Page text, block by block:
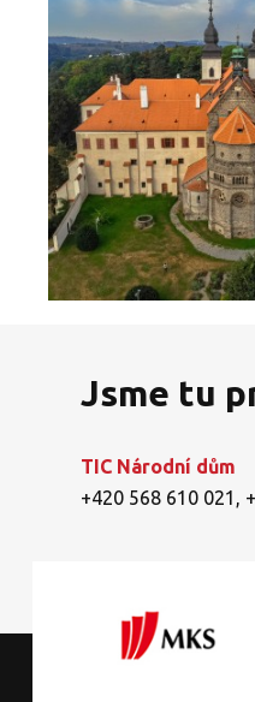
Jsme tu
TIC Národní dům
+420 568 610 021 ,